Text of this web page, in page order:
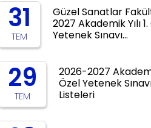
31
TEM
Güzel Sanatlar
2027 Akademik Yılı
Yetenek Sınavı…
29
TEM
2026-2027
Özel Yetenek
Listeleri